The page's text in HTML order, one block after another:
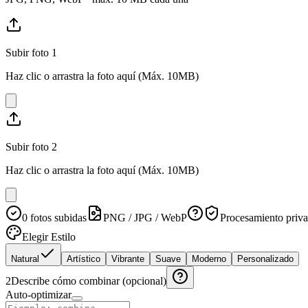
Subir foto 1
Haz clic o arrastra la foto aquí (Máx. 10MB)
Subir foto 2
Haz clic o arrastra la foto aquí (Máx. 10MB)
0 fotos subidas PNG / JPG / WebP
Procesamiento
Elegir Estilo
Natural Artístico Vibrante Suave Moderno Personalizado
2Describe cómo combinar (opcional)
Auto-optimizar